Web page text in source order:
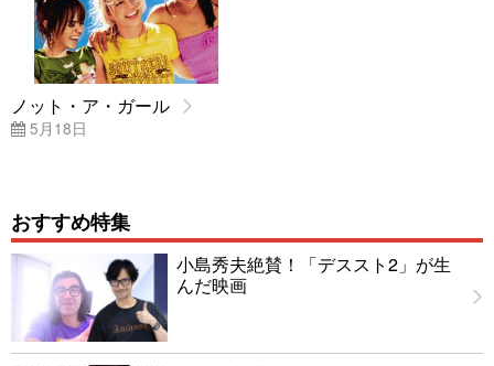
ノット・ア・ガール
5月18日
おすすめ特集
小島秀夫絶賛！「デススト2」が生
んだ映画